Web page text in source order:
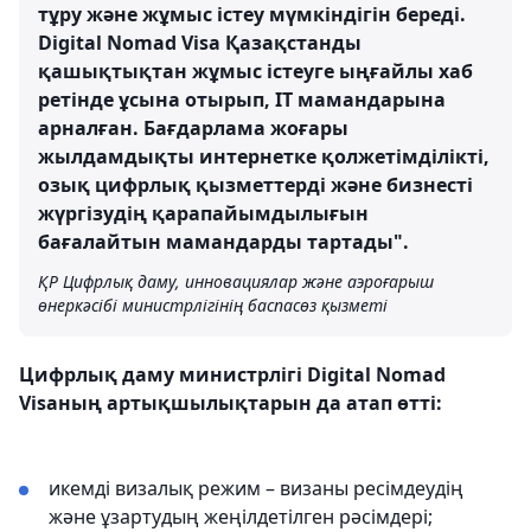
тұру және жұмыс істеу мүмкіндігін береді.
Digital Nomad Visa Қазақстанды
қашықтықтан жұмыс істеуге ыңғайлы хаб
ретінде ұсына отырып, IT мамандарына
арналған. Бағдарлама жоғары
жылдамдықты интернетке қолжетімділікті,
озық цифрлық қызметтерді және бизнесті
жүргізудің қарапайымдылығын
бағалайтын мамандарды тартады".
ҚР Цифрлық даму, инновациялар және аэроғарыш
өнеркәсібі министрлігінің баспасөз қызметі
Цифрлық даму министрлігі Digital Nomad
Visaның артықшылықтарын да атап өтті:
икемді визалық режим – визаны ресімдеудің
және ұзартудың жеңілдетілген рәсімдері;